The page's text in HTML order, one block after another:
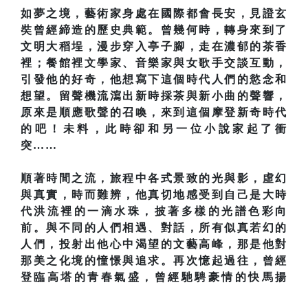
如夢之境，藝術家身處在國際都會長安，見證玄
奘曾經締造的歷史典範。曾幾何時，轉身來到了
文明大稻埕，漫步穿入亭子腳，走在濃郁的茶香
裡；餐館裡文學家、音樂家與女歌手交談互動，
引發他的好奇，他想寫下這個時代人們的慾念和
想望。留聲機流瀉出新時採茶與新小曲的聲響，
原來是順應歌聲的召喚，來到這個摩登新奇時代
的吧！未料，此時卻和另一位小說家起了衝
突……
順著時間之流，旅程中各式景致的光與影，虛幻
與真實，時而難辨，他真切地感受到自己是大時
代洪流裡的一滴水珠，披著多樣的光譜色彩向
前。與不同的人們相遇、對話，所有似真若幻的
人們，投射出他心中渴望的文藝高峰，那是他對
那美之化境的憧憬與追求。再次憶起過往，曾經
登臨高塔的青春氣盛，曾經馳騁豪情的快馬揚